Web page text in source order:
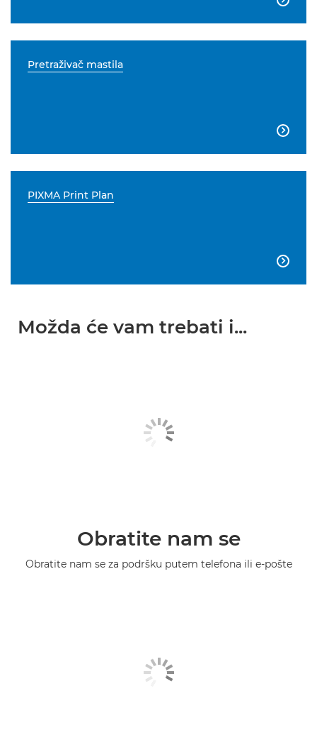
Pretraživač mastila

PIXMA Print Plan

Možda će vam trebati i...
Obratite nam se
Obratite nam se za podršku putem telefona ili e-pošte